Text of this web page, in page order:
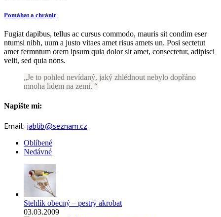
Pomáhat a chránit
Fugiat dapibus, tellus ac cursus commodo, mauris sit condim eser
ntumsi nibh, uum a justo vitaes amet risus amets un. Posi sectetut
amet fermntum orem ipsum quia dolor sit amet, consectetur, adipisci
velit, sed quia nons.
Je to pohled nevídaný, jaký zhlédnout nebylo dopřáno
mnoha lidem na zemi.
Napište mi:
Email: jablib@seznam.cz
Oblíbené
Nedávné
Stehlík obecný – pestrý akrobat
03.03.2009